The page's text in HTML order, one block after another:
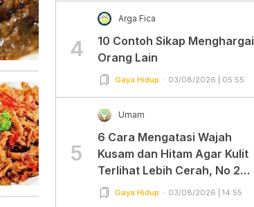
4
Arga Fica
10 Contoh Sikap Menghargai
Orang Lain
Gaya Hidup 03/08/2026 | 05:55
5
Umam
6 Cara Mengatasi Wajah
Kusam dan Hitam Agar Kulit
Terlihat Lebih Cerah, No 2
Gampang Banget dan Mudah
Gaya Hidup 03/08/2026 | 14:55